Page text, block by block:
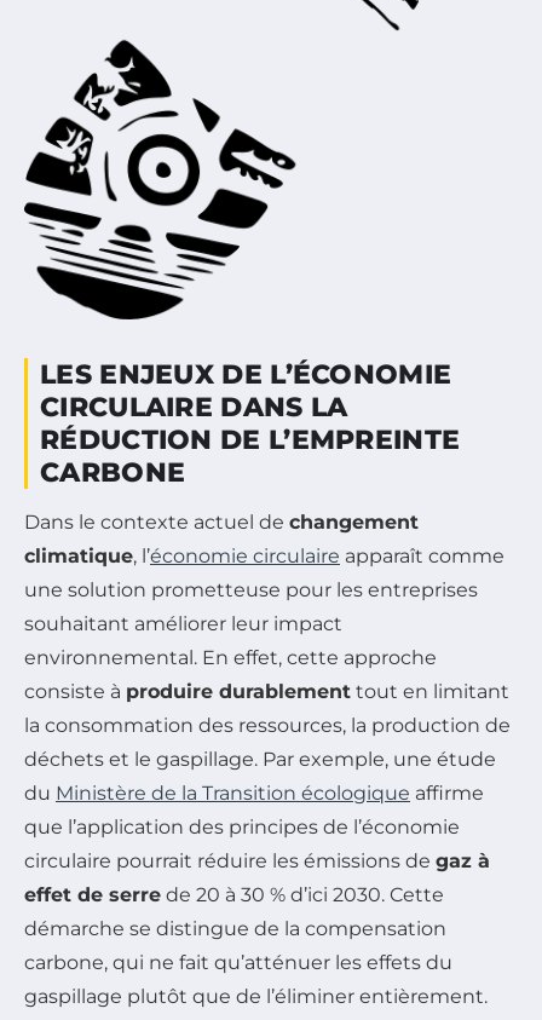
LES ENJEUX DE L’ÉCONOMIE
CIRCULAIRE DANS LA
RÉDUCTION DE L’EMPREINTE
CARBONE
Dans le contexte actuel de changement
climatique, l’économie circulaire apparaît comme
une solution prometteuse pour les entreprises
souhaitant améliorer leur impact
environnemental. En effet, cette approche
consiste à produire durablement tout en limitant
la consommation des ressources, la production de
déchets et le gaspillage. Par exemple, une étude
du Ministère de la Transition écologique affirme
que l’application des principes de l’économie
circulaire pourrait réduire les émissions de gaz à
effet de serre de 20 à 30 % d’ici 2030. Cette
démarche se distingue de la compensation
carbone, qui ne fait qu’atténuer les effets du
gaspillage plutôt que de l’éliminer entièrement.